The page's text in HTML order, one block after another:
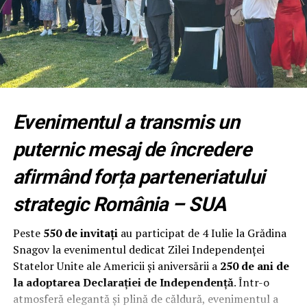
Nouă luni pentru transformarea
organizației
Fundația Națională a Tinerilor Manageri (FNTM)
organizează noua serie RPEP, un program construit
Quality Award, cu sprijinul RePatriot pentru atragerea
unor executivi români cu experiență internațională.
Programul începe cu un modul intensiv desfășurat la
București, urmat de opt luni de implementare și
mentorat. Participanții aplică metodologia direct în
propria organizație, își evaluează procesele, identifică
punctele forte și ariile de îmbunătățire și construiesc un
plan concret de creștere a performanței.
Programul se adresează directorilor generali,
antreprenorilor și managerilor cu responsabilitate
Evenimentul a transmis un
puternic mesaj de încredere
afirmând forța parteneriatului
strategic România – SUA
Peste 550 de invitațiau participat de 4 Iulie la Grădina
Snagov la evenimentul dedicat Zilei Independenței
Statelor Unite ale Americii și aniversării a 250 de ani de
la adoptarea Declarației de Independență. Într-o
atmosferă elegantă și plină de căldură, evenimentul a